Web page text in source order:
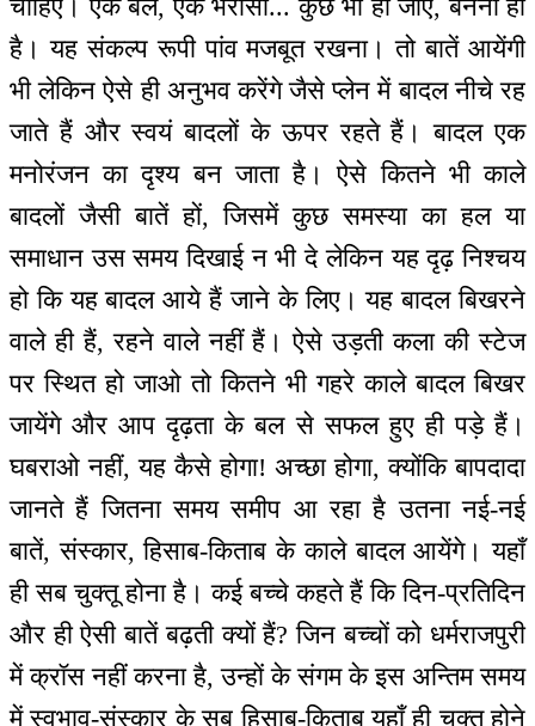
चाहिए। एक बल, एक भरोसा... कुछ भी हो जाए, बनना ही
है। यह संकल्प रूपी पांव मजबूत रखना। तो बातें आयेंगी
भी लेकिन ऐसे ही अनुभव करेंगे जैसे प्लेन में बादल नीचे रह
जाते हैं और स्वयं बादलों के ऊपर रहते हैं। बादल एक
मनोरंजन का दृश्य बन जाता है। ऐसे कितने भी काले
बादलों जैसी बातें हों, जिसमें कुछ समस्या का हल या
समाधान उस समय दिखाई न भी दे लेकिन यह दृढ़ निश्चय
हो कि यह बादल आये हैं जाने के लिए। यह बादल बिखरने
वाले ही हैं, रहने वाले नहीं हैं। ऐसे उड़ती कला की स्टेज
पर स्थित हो जाओ तो कितने भी गहरे काले बादल बिखर
जायेंगे और आप दृढ़ता के बल से सफल हुए ही पड़े हैं।
घबराओ नहीं, यह कैसे होगा! अच्छा होगा, क्योंकि बापदादा
जानते हैं जितना समय समीप आ रहा है उतना नई-नई
बातें, संस्कार, हिसाब-किताब के काले बादल आयेंगे। यहाँ
ही सब चुक्तू होना है। कई बच्चे कहते हैं कि दिन-प्रतिदिन
और ही ऐसी बातें बढ़ती क्यों हैं? जिन बच्चों को धर्मराजपुरी
में क्रॉस नहीं करना है, उन्हों के संगम के इस अन्तिम समय
में स्वभाव-संस्कार के सब हिसाब-किताब यहाँ ही चुक्तू होने